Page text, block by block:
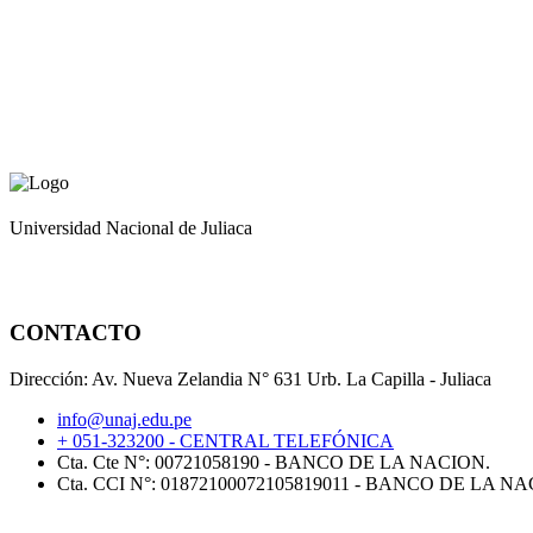
Universidad Nacional de Juliaca
CONTACTO
Dirección: Av. Nueva Zelandia N° 631 Urb. La Capilla - Juliaca
info@unaj.edu.pe
+ 051-323200 - CENTRAL TELEFÓNICA
Cta. Cte N°: 00721058190 - BANCO DE LA NACION.
Cta. CCI N°: 01872100072105819011 - BANCO DE LA